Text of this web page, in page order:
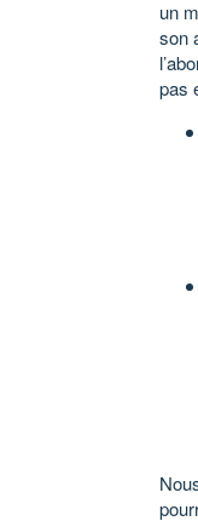
un
son
pas